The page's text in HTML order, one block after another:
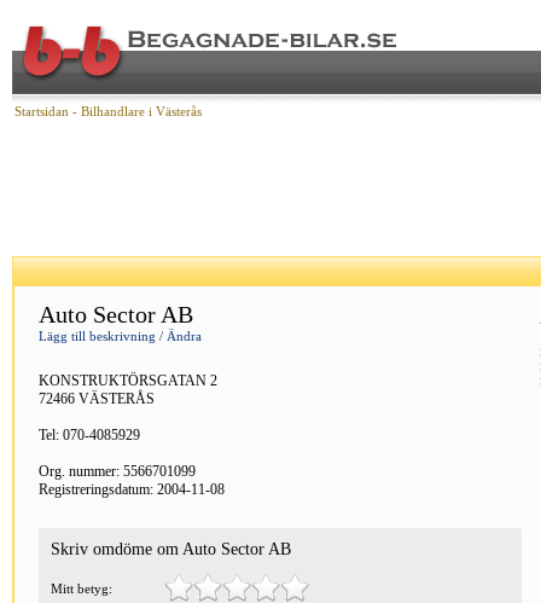
Startsidan - Bilhandlare i Västerås
Auto Sector AB
Lägg till beskrivning / Ändra
KONSTRUKTÖRSGATAN 2
72466 VÄSTERÅS
Tel: 070-4085929
Org. nummer: 5566701099
Registreringsdatum: 2004-11-08
Skriv omdöme om Auto Sector AB
Mitt betyg: